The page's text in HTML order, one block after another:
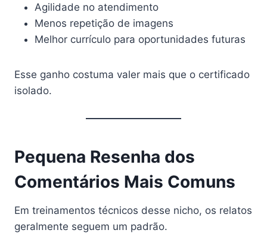
Agilidade no atendimento
Menos repetição de imagens
Melhor currículo para oportunidades futuras
Esse ganho costuma valer mais que o certificado
isolado.
Pequena Resenha dos
Comentários Mais Comuns
Em treinamentos técnicos desse nicho, os relatos
geralmente seguem um padrão.